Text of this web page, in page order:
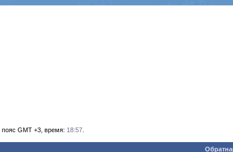
пояс GMT +3, время: 18:57.